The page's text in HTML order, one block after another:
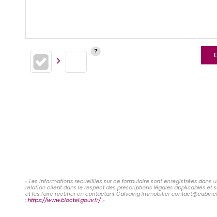
« Les informations recueillies sur ce formulaire sont enregistrées
relation client dans le respect des prescriptions légales applicables et
et les faire rectifier en contactant Galvaing Immobilier
: https://www.bloctel.gouv.fr/»